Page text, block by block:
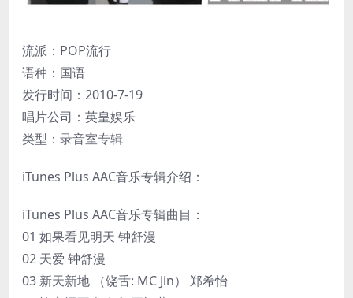
流派：POP流行
语种：国语
发行时间：2010-7-19
唱片公司：英皇娱乐
类型：录音室专辑
iTunes Plus AAC音乐专辑介绍：
iTunes Plus AAC音乐专辑曲目：
01 如果看见明天 钟舒漫
02 天爱 钟舒漫
03 新天新地 （饶舌: MC Jin） 郑希怡